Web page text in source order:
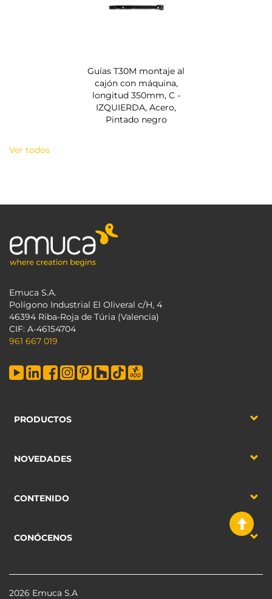
Guías T30M montaje al
cajón con máquina,
longitud 350mm, C -
IZQUIERDA, Acero,
Pintado negro
Ver todos
Emuca S.A.
Polígono Industrial El Oliveral c/H, 4
46394 Riba-Roja de Túria (Valencia)
CIF: A-46154704
961 667 019
PRODUCTOS
NOVEDADES
CONTENIDO
CONÓCENOS
2026 Emuca S.A